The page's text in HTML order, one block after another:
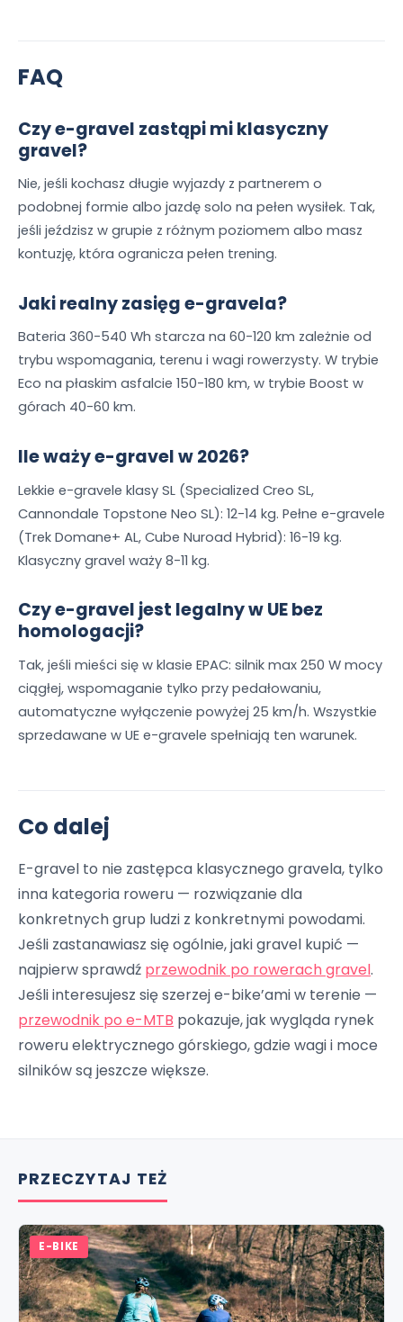
FAQ
Czy e-gravel zastąpi mi klasyczny
gravel?
Nie, jeśli kochasz długie wyjazdy z partnerem o
podobnej formie albo jazdę solo na pełen wysiłek. Tak,
jeśli jeździsz w grupie z różnym poziomem albo masz
kontuzję, która ogranicza pełen trening.
Jaki realny zasięg e-gravela?
Bateria 360-540 Wh starcza na 60-120 km zależnie od
trybu wspomagania, terenu i wagi rowerzysty. W trybie
Eco na płaskim asfalcie 150-180 km, w trybie Boost w
górach 40-60 km.
Ile waży e-gravel w 2026?
Lekkie e-gravele klasy SL (Specialized Creo SL,
Cannondale Topstone Neo SL): 12-14 kg. Pełne e-gravele
(Trek Domane+ AL, Cube Nuroad Hybrid): 16-19 kg.
Klasyczny gravel waży 8-11 kg.
Czy e-gravel jest legalny w UE bez
homologacji?
Tak, jeśli mieści się w klasie EPAC: silnik max 250 W mocy
ciągłej, wspomaganie tylko przy pedałowaniu,
automatyczne wyłączenie powyżej 25 km/h. Wszystkie
sprzedawane w UE e-gravele spełniają ten warunek.
Co dalej
E-gravel to nie zastępca klasycznego gravela, tylko
inna kategoria roweru — rozwiązanie dla
konkretnych grup ludzi z konkretnymi powodami.
Jeśli zastanawiasz się ogólnie, jaki gravel kupić —
najpierw sprawdź przewodnik po rowerach gravel.
Jeśli interesujesz się szerzej e-bike’ami w terenie —
przewodnik po e-MTB pokazuje, jak wygląda rynek
roweru elektrycznego górskiego, gdzie wagi i moce
silników są jeszcze większe.
PRZECZYTAJ TEŻ
E-BIKE